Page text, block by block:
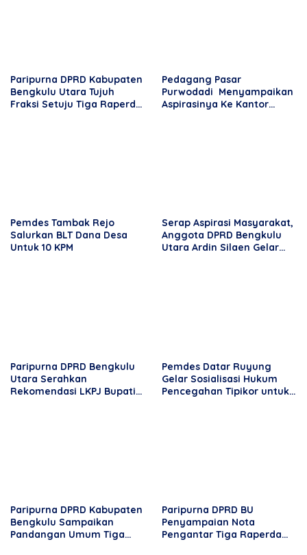
Paripurna DPRD Kabupaten
Bengkulu Utara Tujuh
Fraksi Setuju Tiga Raperda
Pedagang Pasar
Purwodadi Menyampaikan
Aspirasinya Ke Kantor
Pemdes Tambak Rejo
Salurkan BLT Dana Desa
Untuk 10 KPM
Serap Aspirasi Masyarakat,
Anggota DPRD Bengkulu
Utara Ardin Silaen Gelar
Paripurna DPRD Bengkulu
Utara Serahkan
Rekomendasi LKPJ Bupati
Pemdes Datar Ruyung
Gelar Sosialisasi Hukum
Pencegahan Tipikor untuk
Paripurna DPRD Kabupaten
Bengkulu Sampaikan
Pandangan Umum Tiga
Paripurna DPRD BU
Penyampaian Nota
Pengantar Tiga Raperda